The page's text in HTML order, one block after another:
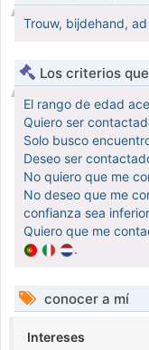
Trouw, bijdehand,
Los criterios
El rango de edad
Quiero ser
Solo busco
Deseo ser
No quiero que me
No deseo que me
confianza sea
Quiero que me
.
conocer a mí
Intereses